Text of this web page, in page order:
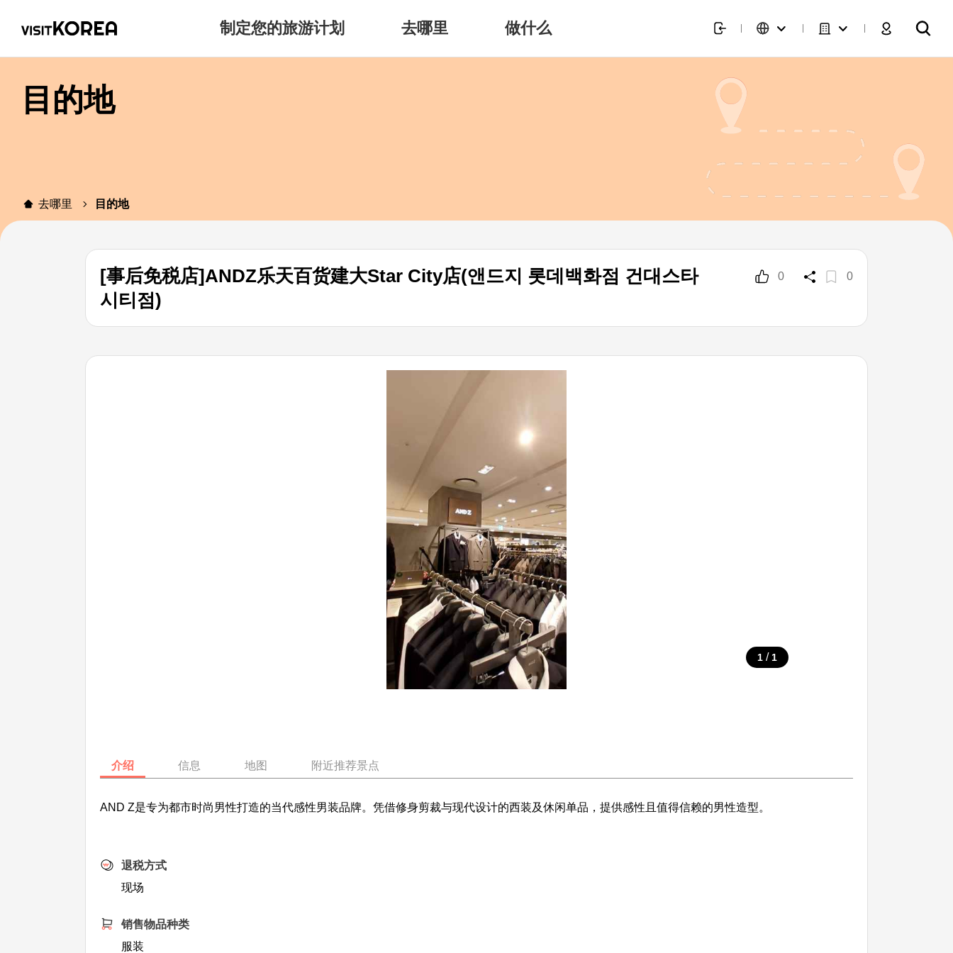
制定您的旅游计划 去哪里 做什么
目的地
去哪里 目的地
[事后免税店]ANDZ乐天百货建大Star City店(앤드지 롯데백화점 건대스타
시티점)
0 0
1 / 1
介绍 信息 地图 附近推荐景点
AND Z是专为都市时尚男性打造的当代感性男装品牌。凭借修身剪裁与现代设计的西装及休闲单品，提供感性且值得信赖的男性造型。
退税方式
现场
销售物品种类
服装